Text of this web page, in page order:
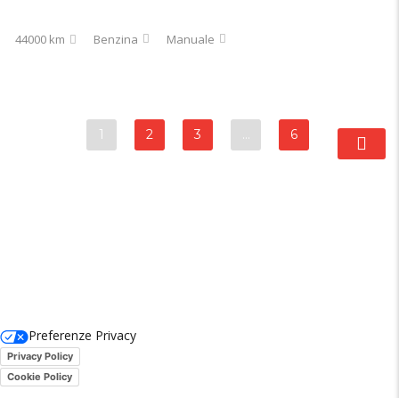
44000 km Benzina Manuale
1 2 3 … 6
Preferenze Privacy
Privacy Policy
Cookie Policy